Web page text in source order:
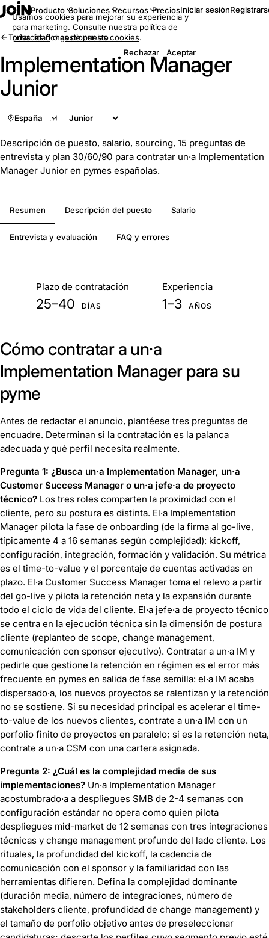
Producto Soluciones Recursos PreciosIniciar sesión
Todas las fichas de puesto
Implementation Manager
Junior
España
Descripción de puesto, salario, sourcing, 15 preguntas de
entrevista y plan 30/60/90 para contratar un·a Implementation
Manager Junior en pymes españolas.
Resumen Descripción del puesto Salario
Entrevista y evaluación FAQ y errores
Plazo de contratación
25–40 DÍAS
Experiencia
1–3 AÑOS
Cómo contratar a un·a
Implementation Manager para su
pyme
Antes de redactar el anuncio, plantéese tres preguntas de
encuadre. Determinan si la contratación es la palanca
adecuada y qué perfil necesita realmente.
Pregunta 1: ¿Busca un·a Implementation Manager, un·a
Customer Success Manager o un·a jefe·a de proyecto
técnico? Los tres roles comparten la proximidad con el
cliente, pero su postura es distinta. El·a Implementation
Manager pilota la fase de onboarding (de la firma al go-live,
típicamente 4 a 16 semanas según complejidad): kickoff,
configuración, integración, formación y validación. Su métrica
es el time-to-value y el porcentaje de cuentas activadas en
plazo. El·a Customer Success Manager toma el relevo a partir
del go-live y pilota la retención neta y la expansión durante
todo el ciclo de vida del cliente. El·a jefe·a de proyecto técnico
se centra en la ejecución técnica sin la dimensión de postura
cliente (replanteo de scope, change management,
comunicación con sponsor ejecutivo). Contratar a un·a IM y
pedirle que gestione la retención en régimen es el error más
frecuente en pymes en salida de fase semilla: el·a IM acaba
dispersado·a, los nuevos proyectos se ralentizan y la retención
no se sostiene. Si su necesidad principal es acelerar el time-
to-value de los nuevos clientes, contrate a un·a IM con un
porfolio finito de proyectos en paralelo; si es la retención neta,
contrate a un·a CSM con una cartera asignada.
Pregunta 2: ¿Cuál es la complejidad media de sus
implementaciones? Un·a Implementation Manager
acostumbrado·a a despliegues SMB de 2-4 semanas con
configuración estándar no opera como quien pilota
despliegues mid-market de 12 semanas con tres integraciones
técnicas y change management profundo del lado cliente. Los
rituales, la profundidad del kickoff, la cadencia de
comunicación con el sponsor y la familiaridad con las
herramientas difieren. Defina la complejidad dominante
(duración media, número de integraciones, número de
stakeholders cliente, profundidad de change management) y
el tamaño de porfolio objetivo antes de preseleccionar
Usamos cookies para mejorar su experiencia y
para marketing. Consulte nuestra política de
privacidadogestionar las cookies.
Rechazar
Aceptar